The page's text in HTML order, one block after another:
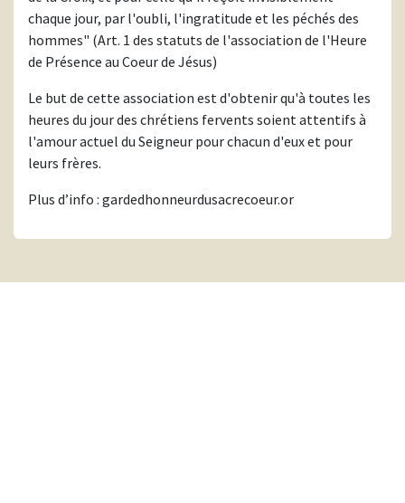
chaque jour, par l'oubli, l'ingratitude et les péchés des
hommes" (Art. 1 des statuts de l'association de l'Heure
de Présence au Coeur de Jésus)
Le but de cette association est d'obtenir qu'à toutes les
heures du jour des chrétiens fervents soient attentifs à
l'amour actuel du Seigneur pour chacun d'eux et pour
leurs frères.
Plus d’info : gardedhonneurdusacrecoeur.or